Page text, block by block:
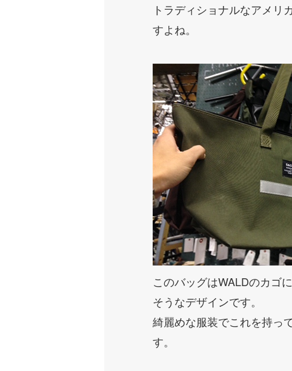
トラディショナルなアメリ
すよね。
このバッグはWALDのカゴ
そうなデザインです。
綺麗めな服装でこれを持っ
す。